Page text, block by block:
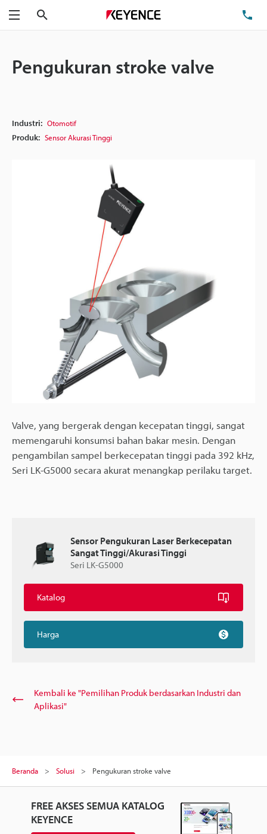
Menu
Pengukuran stroke valve
Industri: Otomotif
Produk: Sensor Akurasi Tinggi
Valve, yang bergerak dengan kecepatan tinggi, sangat
memengaruhi konsumsi bahan bakar mesin. Dengan
pengambilan sampel berkecepatan tinggi pada 392 kHz,
Seri LK-G5000 secara akurat menangkap perilaku target.
Sensor Pengukuran Laser Berkecepatan
Sangat Tinggi/Akurasi Tinggi
Seri LK-G5000
Katalog
Harga
Kembali ke "Pemilihan Produk berdasarkan Industri dan
Aplikasi"
Beranda Solusi Pengukuran stroke valve
FREE AKSES SEMUA KATALOG
KEYENCE